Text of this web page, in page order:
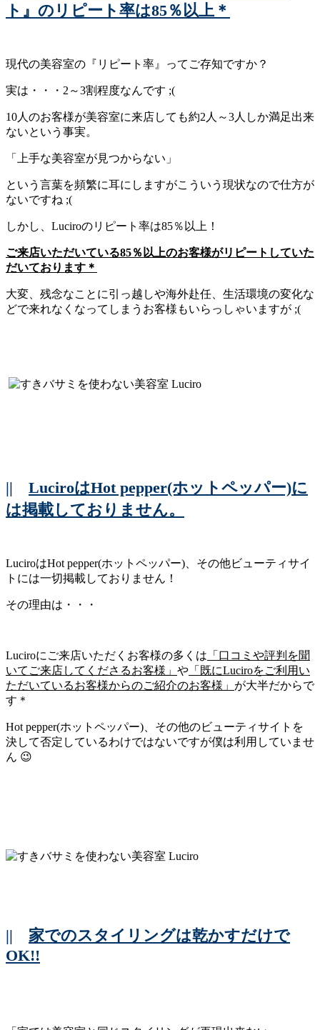
ト』のリピート率は85％以上＊
現代の美容室の『リピート率』ってご存知ですか？
実は・・・2～3割程度なんです ;(
10人のお客様が美容室に来店しても約2人～3人しか満足出来
ないという事実。
「上手な美容室が見つからない」
という言葉を頻繁に耳にしますがこういう現状なので仕方が
ないですね ;(
しかし、Luciroのリピート率は85％以上！
ご来店いただいている85％以上のお客様がリピートしていた
だいております＊
大変、残念なことに引っ越しや海外赴任、生活環境の変化な
どで来れなくなってしまうお客様もいらっしゃいますが ;(
|| LuciroはHot pepper(ホットペッパー)に
は掲載しておりません。
LuciroはHot pepper(ホットペッパー)、その他ビューティサイ
トには一切掲載しておりません！
その理由は・・・
Luciroにご来店いただくお客様の多くは 「口コミや評判を聞
いてご来店してくださるお客様」 や 「既にLuciroをご利用い
ただいているお客様からのご紹介のお客様」 が大半だからで
す＊
Hot pepper(ホットペッパー)、その他のビューティサイトを
決して否定しているわけではないですが僕は利用していませ
ん 😉
|| 家でのスタイリングは乾かすだけで
OK!!